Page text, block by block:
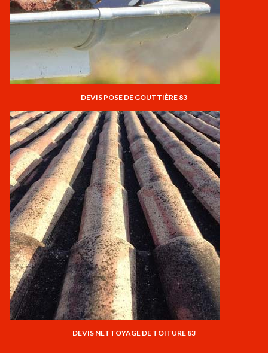
DEVIS POSE DE GOUTTIÈRE 83
DEVIS NETTOYAGE DE TOITURE 83